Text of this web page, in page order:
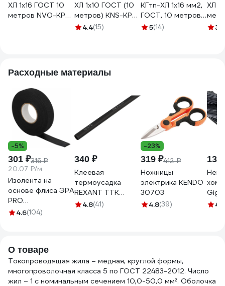
ХЛ 1x16 ГОСТ 10
метров NVO-KPP-
ХЛ 1х10 ГОСТ (10
метров) KNS-KPP-
KGTPHL-1100-10
4.4(15)
КГтп-ХЛ 1x16 мм2,
ГОСТ, 10 метров
СПЕЦ-КГТП-ХЛ
5(14)
ХЛ
3
Расходные материалы
-5%
301 ₽316 ₽
20.07 ₽/м
Изолента на
основе флиса ЭРА
PRO
PROFLEEC1915 19
4.6(104)
340 ₽
Клеевая
термоусадка
REXANT ТТК
(3:1)-3/1 черная
4.8(41)
-23%
319 ₽412 ₽
Ножницы
электрика KENDO
30703
4.8(39)
130
4.2
О товаре
Токопроводящая жила – медная, круглой формы,
многопроволочная класса 5 по ГОСТ 22483-2012. Число
жил – 1 с номинальным сечением 10,0-50,0 мм². Оболочка